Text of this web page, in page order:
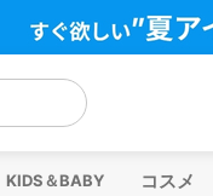
KIDS＆BABY コスメ